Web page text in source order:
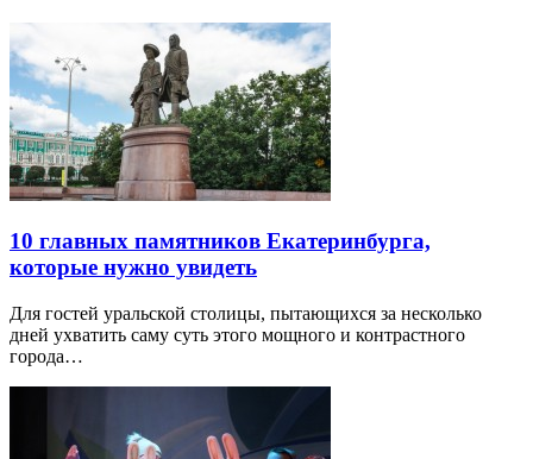
10 главных памятников Екатеринбурга,
которые нужно увидеть
Для гостей уральской столицы, пытающихся за несколько
дней ухватить саму суть этого мощного и контрастного
города…